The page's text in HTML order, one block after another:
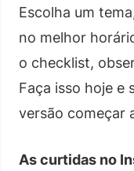
Escolha um
no melhor
o checklist,
Faça isso hoje e
versão começar
As curtidas no